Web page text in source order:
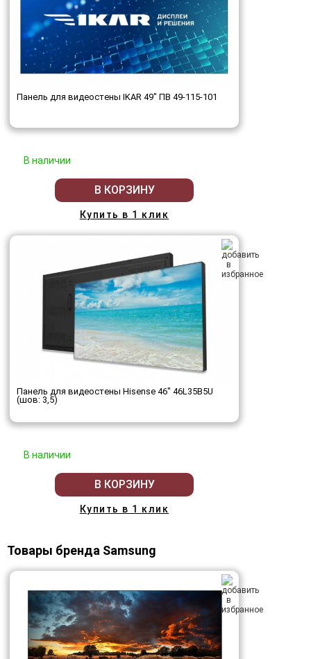
Панель для видеостены IKAR 49" ПВ 49-115-101
В наличии
В КОРЗИНУ
Купить в 1 клик
Панель для видеостены Hisense 46" 46L35B5U
(шов: 3,5)
В наличии
В КОРЗИНУ
Купить в 1 клик
Товары бренда Samsung